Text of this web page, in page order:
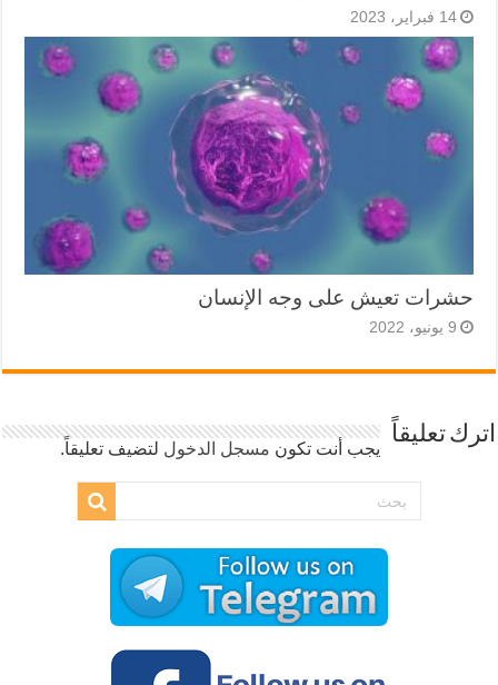
14 فبراير، 2023
حشرات تعيش على وجه الإنسان
9 يونيو، 2022
اترك تعليقاً
يجب أنت تكون مسجل الدخول لتضيف تعليقاً.